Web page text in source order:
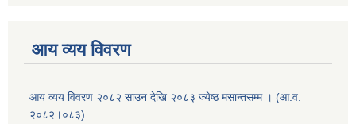
आय व्यय विवरण
आय व्यय विवरण २०८२ साउन देखि २०८३ ज्येष्ठ मसान्तसम्म । (आ.व.
२०८२।०८३)